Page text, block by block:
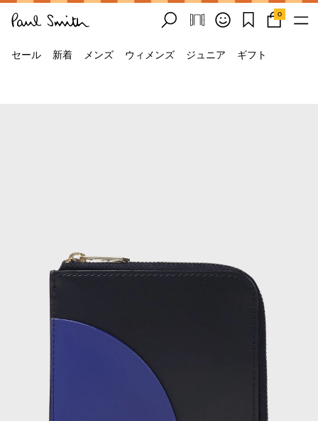
0
セール 新着 メンズ ウィメンズ ジュニア ギフト